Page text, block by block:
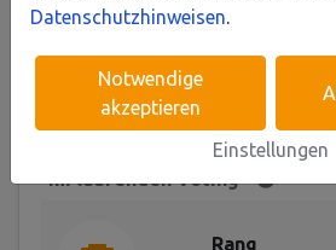
Datenschutzhinweisen
Notwendige
akzeptieren
Einstellungen
Erreichte Platzierung
im laufenden Voting
Rang
Adresse: Schützenstraße 7